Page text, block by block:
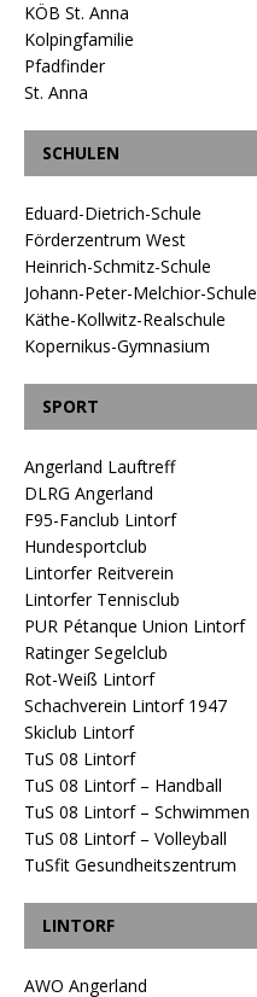
KÖB St. Anna
Kolpingfamilie
Pfadfinder
St. Anna
SCHULEN
Eduard-Dietrich-Schule
Förderzentrum West
Heinrich-Schmitz-Schule
Johann-Peter-Melchior-Schule
Käthe-Kollwitz-Realschule
Kopernikus-Gymnasium
SPORT
Angerland Lauftreff
DLRG Angerland
F95-Fanclub Lintorf
Hundesportclub
Lintorfer Reitverein
Lintorfer Tennisclub
PUR Pétanque Union Lintorf
Ratinger Segelclub
Rot-Weiß Lintorf
Schachverein Lintorf 1947
Skiclub Lintorf
TuS 08 Lintorf
TuS 08 Lintorf – Handball
TuS 08 Lintorf – Schwimmen
TuS 08 Lintorf – Volleyball
TuSfit Gesundheitszentrum
LINTORF
AWO Angerland